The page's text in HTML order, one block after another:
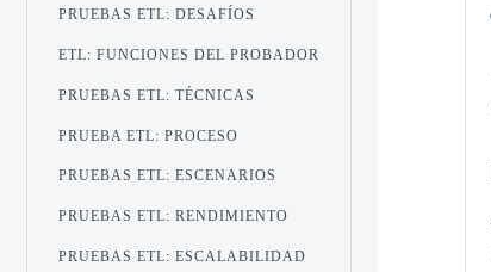
PRUEBAS ETL: DESAFÍOS
ETL: FUNCIONES DEL PROBADOR
PRUEBAS ETL: TÉCNICAS
PRUEBA ETL: PROCESO
PRUEBAS ETL: ESCENARIOS
PRUEBAS ETL: RENDIMIENTO
PRUEBAS ETL: ESCALABILIDAD